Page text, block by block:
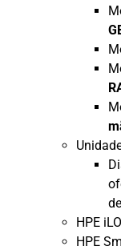
HPE
HPE